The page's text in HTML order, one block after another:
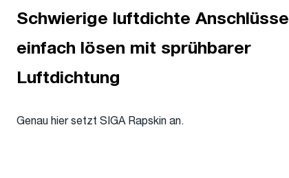
Schwierige luftdichte Anschlüsse
einfach lösen mit sprühbarer
Luftdichtung
Genau hier setzt SIGA Rapskin an.